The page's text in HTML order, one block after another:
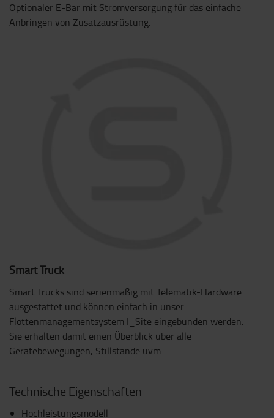
Optionaler E-Bar mit Stromversorgung für das einfache
Anbringen von Zusatzausrüstung.
Smart Truck
Smart Trucks sind serienmäßig mit Telematik-Hardware
ausgestattet und können einfach in unser
Flottenmanagementsystem I_Site eingebunden werden.
Sie erhalten damit einen Überblick über alle
Gerätebewegungen, Stillstände uvm.
Technische Eigenschaften
Hochleistungsmodell